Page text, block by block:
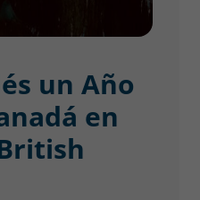
un Año
en